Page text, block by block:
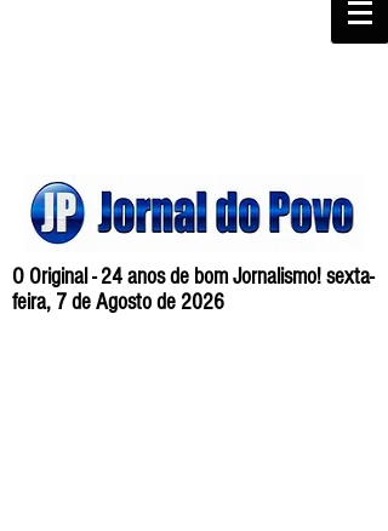
O Original - 24 anos de bom Jornalismo! sexta-
feira, 7 de Agosto de 2026